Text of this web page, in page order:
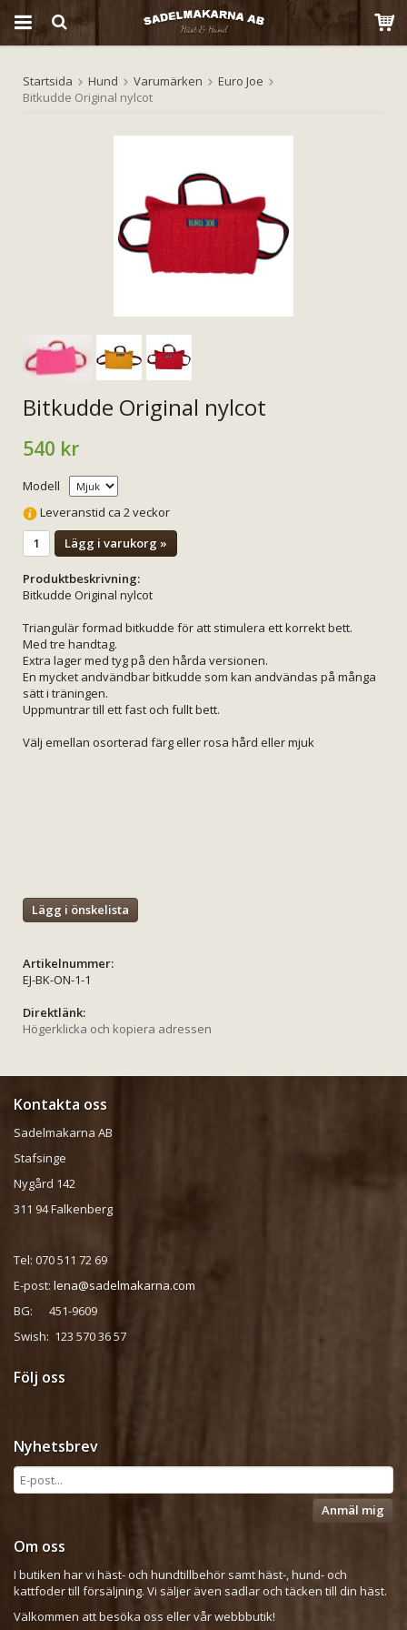
Produkten har blivit tillagd i varukorgen
Startsida Hund Varumärken
Euro Joe
Bitkudde Original nylcot
Bitkudde Original nylcot
540 kr
Modell
Leveranstid ca 2 veckor
Lägg i varukorg »
Produktbeskrivning:
Bitkudde Original nylcot
Triangulär formad bitkudde för att stimulera ett korrekt bett.
Med tre handtag.
Extra lager med tyg på den hårda versionen.
En mycket andvändbar bitkudde som kan andvändas på många
sätt i träningen.
Uppmuntrar till ett fast och fullt bett.
Välj emellan osorterad färg eller rosa hård eller mjuk
Lägg i önskelista
Artikelnummer:
EJ-BK-ON-1-1
Direktlänk:
Högerklicka och kopiera adressen
Kontakta oss
Sadelmakarna AB
Stafsinge
Nygård 142
311 94 Falkenberg
Tel: 070 511 72 69
E-post: lena@sadelmakarna.com
BG: 451-9609
Swish: 123 570 36 57
Följ oss
Nyhetsbrev
Anmäl mig
Om oss
I butiken har vi häst- och hundtillbehör samt häst-, hund- och
kattfoder till försäljning. Vi säljer även sadlar och täcken till din häst.
Välkommen att besöka oss eller vår webbbutik!